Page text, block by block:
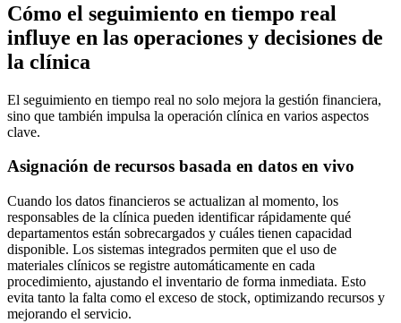
Cómo el seguimiento en tiempo real
influye en las operaciones y decisiones de
la clínica
El seguimiento en tiempo real no solo mejora la gestión financiera,
sino que también impulsa la operación clínica en varios aspectos
clave.
Asignación de recursos basada en datos en vivo
Cuando los datos financieros se actualizan al momento, los
responsables de la clínica pueden identificar rápidamente qué
departamentos están sobrecargados y cuáles tienen capacidad
disponible. Los sistemas integrados permiten que el uso de
materiales clínicos se registre automáticamente en cada
procedimiento, ajustando el inventario de forma inmediata. Esto
evita tanto la falta como el exceso de stock, optimizando recursos y
mejorando el servicio.